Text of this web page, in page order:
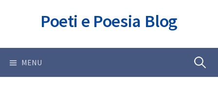
Poeti e Poesia Blog
MENU Ricerca